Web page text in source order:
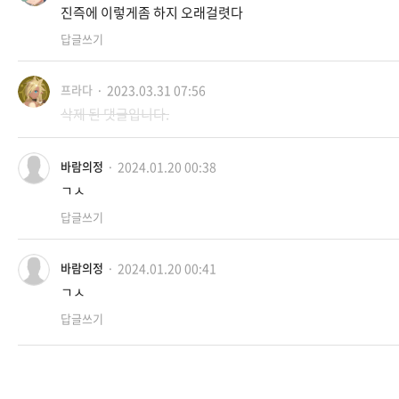
진즉에 이렇게좀 하지 오래걸렷다
답글쓰기
프라다 2023.03.31 07:56
삭제 된 댓글입니다.
바람의정 2024.01.20 00:38
ㄱㅅ
답글쓰기
바람의정 2024.01.20 00:41
ㄱㅅ
답글쓰기